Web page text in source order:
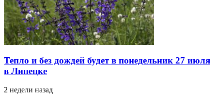
Тепло и без дождей будет в понедельник 27 июля
в Липецке
2 недели назад